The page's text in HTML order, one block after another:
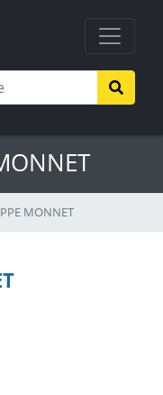
MONNET